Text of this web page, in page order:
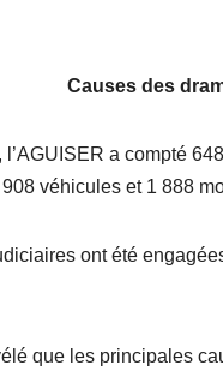
Causes des
a compté
véhicules et 1 888
ont été
que les principales